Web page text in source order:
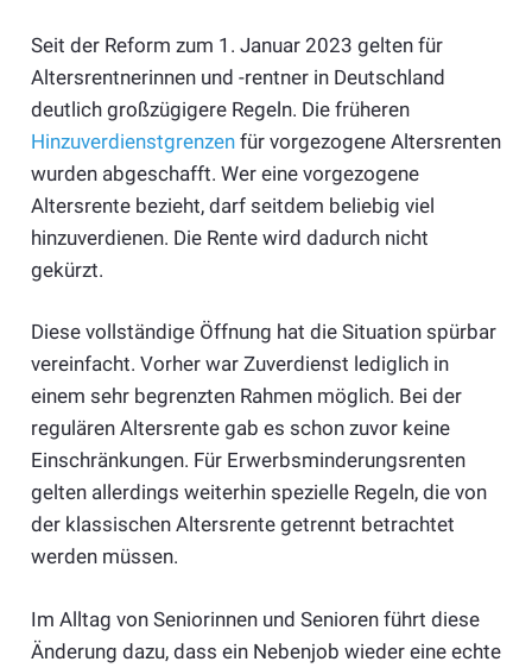
Seit der Reform zum 1. Januar 2023 gelten für
Altersrentnerinnen und -rentner in Deutschland
deutlich großzügigere Regeln. Die früheren
Hinzuverdienstgrenzenfür vorgezogene Altersrenten
wurden abgeschafft. Wer eine vorgezogene
Altersrente bezieht, darf seitdem beliebig viel
hinzuverdienen. Die Rente wird dadurch nicht
gekürzt.
Diese vollständige Öffnung hat die Situation spürbar
vereinfacht. Vorher war Zuverdienst lediglich in
einem sehr begrenzten Rahmen möglich. Bei der
regulären Altersrente gab es schon zuvor keine
Einschränkungen. Für Erwerbsminderungsrenten
gelten allerdings weiterhin spezielle Regeln, die von
der klassischen Altersrente getrennt betrachtet
werden müssen.
Im Alltag von Seniorinnen und Senioren führt diese
Änderung dazu, dass ein Nebenjob wieder eine echte